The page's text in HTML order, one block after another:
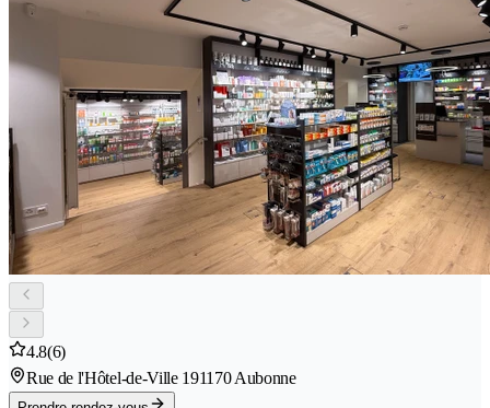
4.8(6)
Rue de l'Hôtel-de-Ville 191170 Aubonne